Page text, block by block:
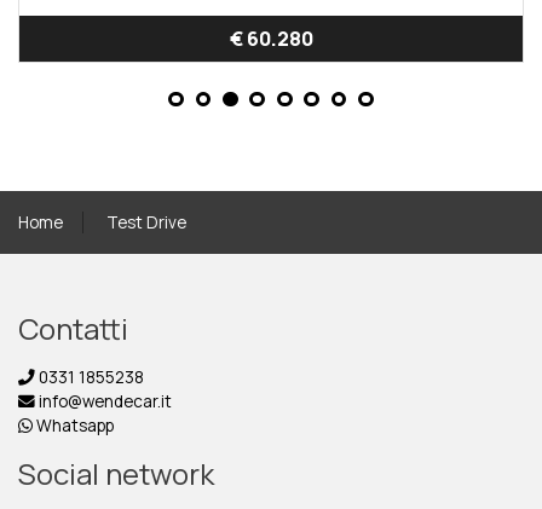
€ 60.280
Home Test Drive
Contatti
0331 1855238
info@wendecar.it
Whatsapp
Social network